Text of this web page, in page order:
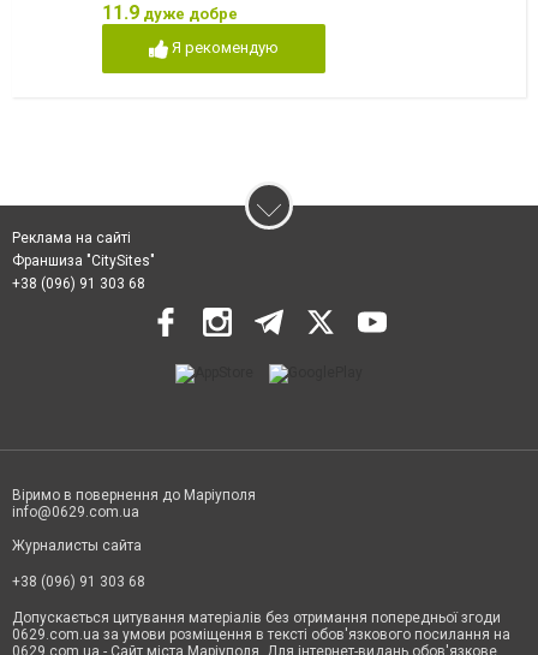
11.9 дуже добре
Я рекомендую
Реклама на сайті
Франшиза "CitySites"
+38 (096) 91 303 68
Віримо в повернення до Маріуполя
info@0629.com.ua
Журналисты сайта
+38 (096) 91 303 68
Допускається цитування матеріалів без отримання попередньої згоди
0629.com.ua за умови розміщення в тексті обов'язкового посилання на
0629.com.ua - Сайт міста Маріуполя. Для інтернет-видань обов'язкове